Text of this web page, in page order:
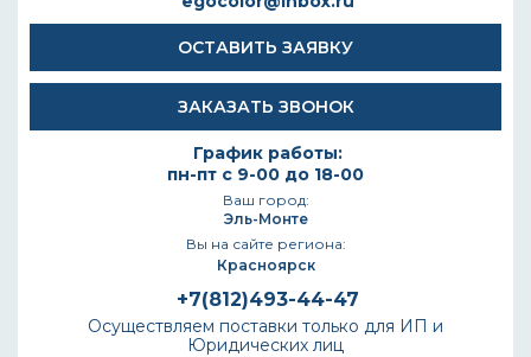
ОСТАВИТЬ ЗАЯВКУ
ЗАКАЗАТЬ ЗВОНОК
График работы:
пн-пт с 9-00 до 18-00
Ваш город:
Эль-Монте
Вы на сайте региона:
Красноярск
+7(812)493-44-47
Осуществляем поставки только для ИП и
Юридических лиц